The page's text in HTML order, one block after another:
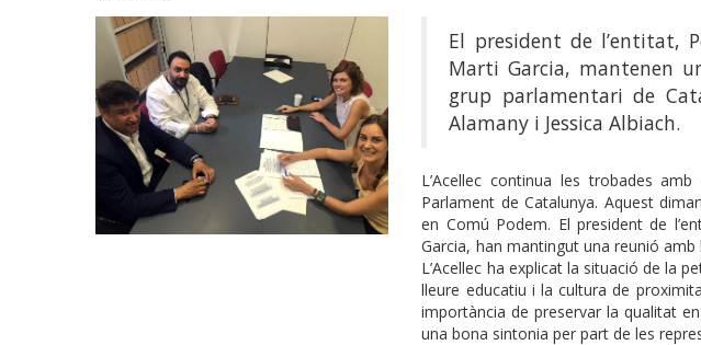
El president de l’entitat,
Marti Garcia, mantenen
grup parlamentari de
Alamany i Jessica Albiach.
L’Acellec continua les trobades
Parlament de Catalunya. Aquest
en Comú Podem. El president de
Garcia, han mantingut una reunió amb
L’Acellec ha explicat la situació de la
lleure educatiu i la cultura de
importància de preservar la qualitat
una bona sintonia per part de les